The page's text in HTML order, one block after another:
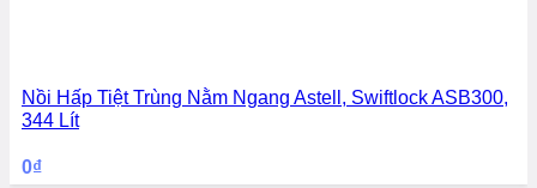
Nồi Hấp Tiệt Trùng Nằm Ngang Astell, Swiftlock ASB300,
344 Lít
0₫